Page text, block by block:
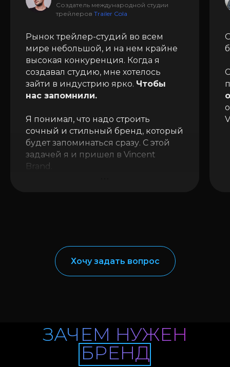
Создатель международной студии
трейлеров Trailer Cola
Рынок трейлер-студий во всем
мире небольшой, и на нем крайне
высокая конкуренция. Когда я
создавал студию, мне хотелось
зайти в индустрию ярко. Чтобы
нас запомнили.
Я понимал, что надо строить
сочный и стильный бренд, который
будет запоминаться сразу. С этой
задачей я и пришел в Vincent
Brand.
Хочу задать вопрос
ЗАЧЕМ НУЖЕН
БРЕНД